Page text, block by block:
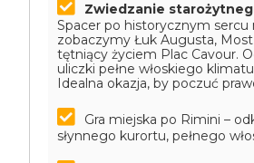
Zwiedzanie
Spacer po historycznym sercu
zobaczymy Łuk Augusta, Most
tętniący życiem Plac Cavour.
uliczki pełne włoskiego
Idealna okazja, by poczuć
Gra miejska po Rimini –
słynnego kurortu, pełnego